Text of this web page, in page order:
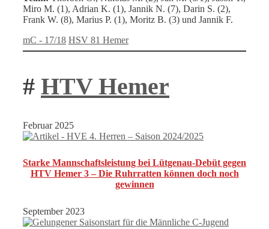
Miro M. (1), Adrian K. (1), Jannik N. (7), Darin S. (2),
Frank W. (8), Marius P. (1), Moritz B. (3) und Jannik F.
Kategorien
mC - 17/18 Schlagwörter
HSV 81 Hemer
# HTV Hemer
Februar 2025
Starke Mannschaftsleistung bei Lütgenau-Debüt gegen
HTV Hemer 3 – Die Ruhrratten können doch noch
gewinnen
September 2023